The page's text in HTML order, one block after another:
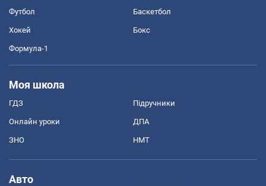
Футбол Баскетбол
Хокей Бокс
Формула-1
Моя школа
ГДЗ Підручники
Онлайн уроки ДПА
ЗНО НМТ
Авто